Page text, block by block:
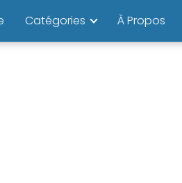
Catégories À Propos